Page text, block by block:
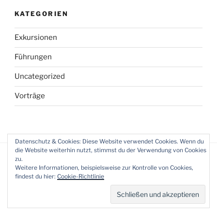
KATEGORIEN
Exkursionen
Führungen
Uncategorized
Vorträge
Stolz präsentiert von WordPress
Datenschutz & Cookies: Diese Website verwendet Cookies. Wenn du
die Website weiterhin nutzt, stimmst du der Verwendung von Cookies
zu.
Weitere Informationen, beispielsweise zur Kontrolle von Cookies,
findest du hier: Cookie-Richtlinie